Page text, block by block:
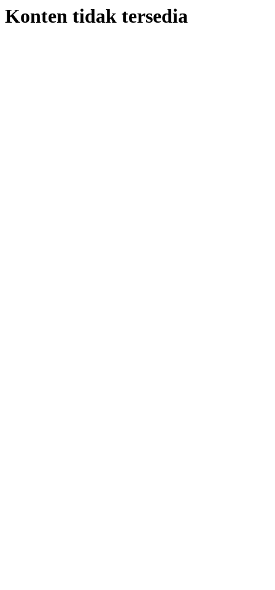
Konten tidak tersedia